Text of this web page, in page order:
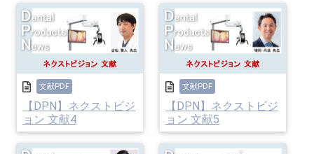
文献PDF
【DPN】ネクストビジ
ョン 文献4
文献PDF
【DPN】ネクストビジ
ョン 文献5